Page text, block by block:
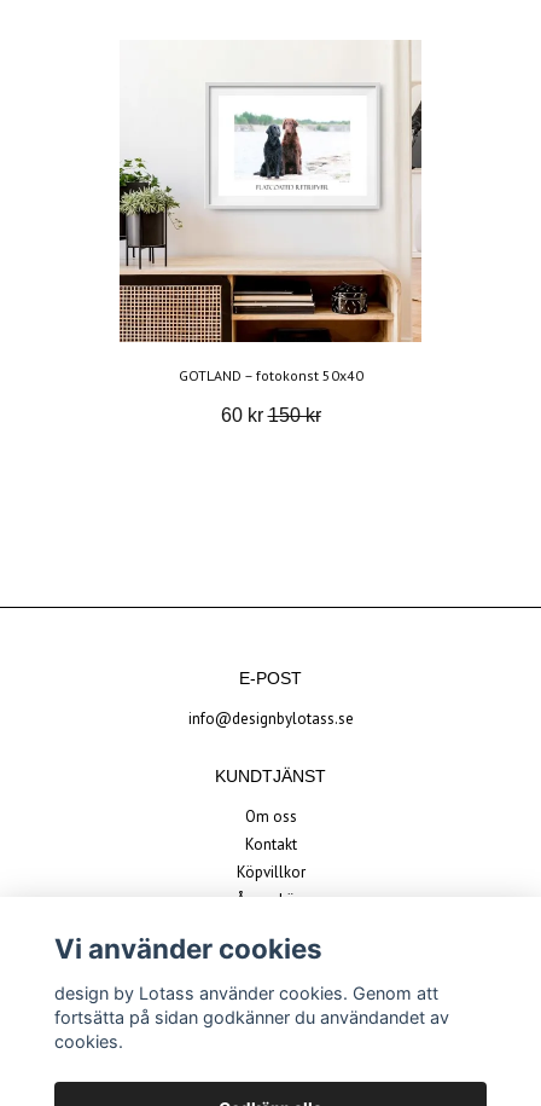
GOTLAND – fotokonst 50x40
60 kr150 kr
E-POST
info@designbylotass.se
KUNDTJÄNST
Om oss
Kontakt
Köpvillkor
Ångra köp
Vi använder cookies
design by Lotass använder cookies. Genom att
fortsätta på sidan godkänner du användandet av
cookies.